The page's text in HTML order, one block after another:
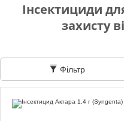
Доставка
Відгуки
Інсектициди
захисту
Фільтр